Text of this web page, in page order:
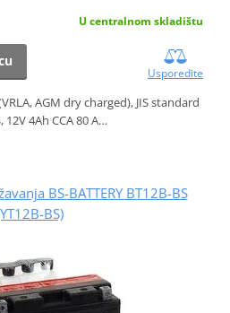
U centralnom skladištu
Usporedite
AGM dry charged), JIS standard
12V 4Ah CCA 80 A…
BS-BATTERY BT12B-BS
BS)